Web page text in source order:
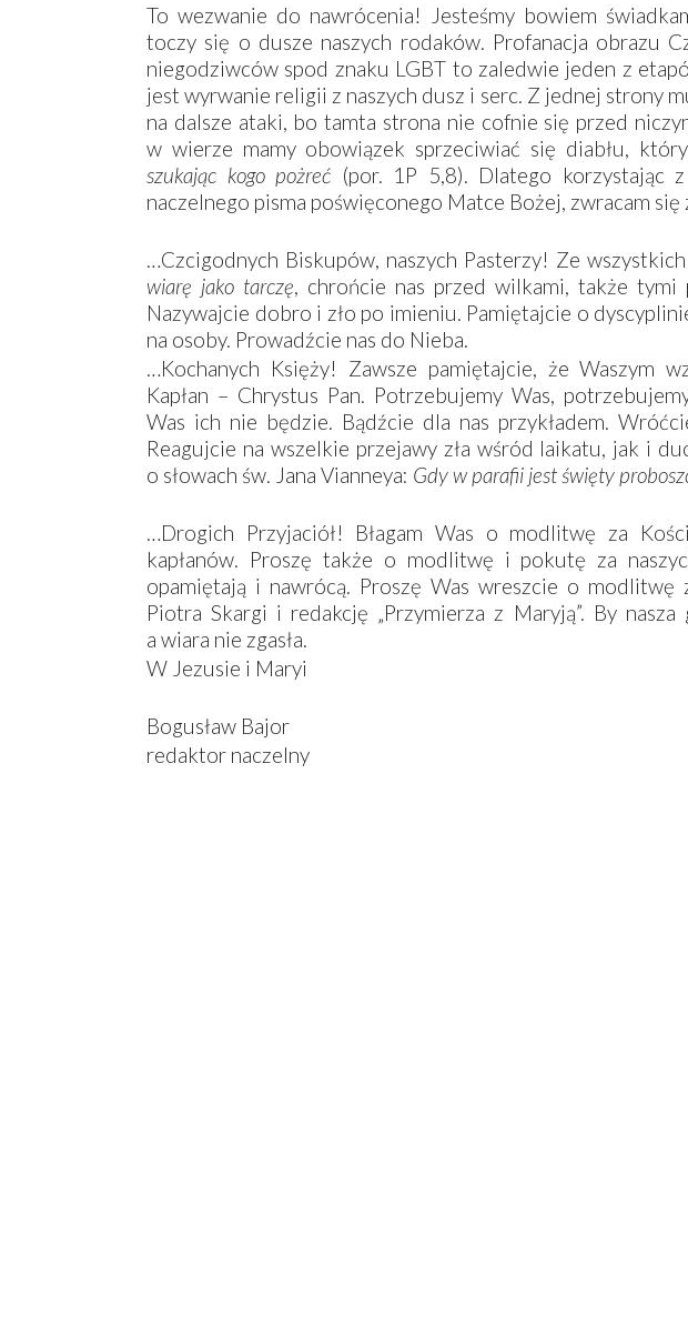
To wezwanie do nawrócenia! Jesteśmy bowiem
toczy się o dusze naszych rodaków. Profanacja obrazu
niegodziwców spod znaku LGBT to zaledwie jeden z
jest wyrwanie religii z naszych dusz i serc. Z jednej strony
na dalsze ataki, bo tamta strona nie cofnie się przed
w wierze mamy obowiązek sprzeciwiać się diabłu, który
szukając kogo pożreć (por. 1P 5,8). Dlatego korzystając
naczelnego pisma poświęconego Matce Bożej, zwracam
…Czcigodnych Biskupów, naszych Pasterzy! Ze wszystkich
wiarę jako tarczę, chrońcie nas przed wilkami, także tymi
Nazywajcie dobro i zło po imieniu. Pamiętajcie o
na osoby. Prowadźcie nas do Nieba.
…Kochanych Księży! Zawsze pamiętajcie, że Waszym
Kapłan – Chrystus Pan. Potrzebujemy Was,
Was ich nie będzie. Bądźcie dla nas przykładem.
Reagujcie na wszelkie przejawy zła wśród laikatu, jak i
o słowach św. Jana Vianneya: Gdy w parafii jest święty
…Drogich Przyjaciół! Błagam Was o modlitwę za
kapłanów. Proszę także o modlitwę i pokutę za
opamiętają i nawrócą. Proszę Was wreszcie o modlitwę
Piotra Skargi i redakcję „Przymierza z Maryją”. By nasza
a wiara nie zgasła.
W Jezusie i Maryi
Bogusław Bajor
redaktor naczelny